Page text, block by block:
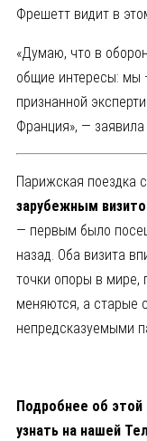
Фрешетт видит в
«Думаю, что в
общие интересы: мы
признанной
Франция», —
Парижская поездка
зарубежным
— первым было
назад. Оба визита
точки опоры в мире,
меняются, а старые
непредсказуемыми
Подробнее об этой
узнать на нашей